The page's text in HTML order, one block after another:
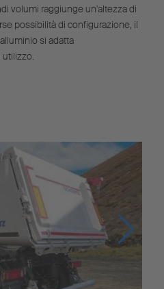
volumi raggiunge un'altezza di
possibilità di configurazione, il
si adatta